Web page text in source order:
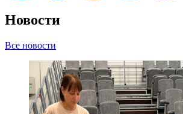
Новости
Все новости